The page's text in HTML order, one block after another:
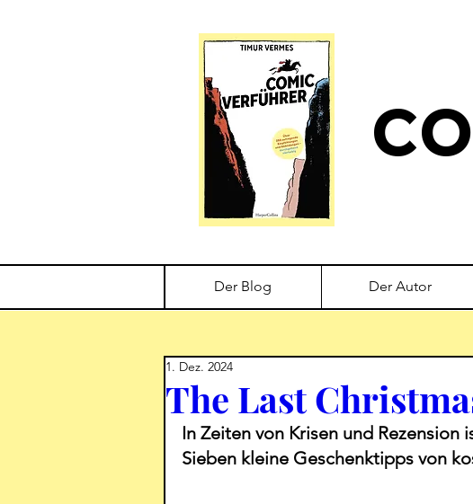
Der Blog Der Autor
The Last
1. Dez. 2024
In Zeiten von Krisen und
Sieben kleine Geschenktipps von